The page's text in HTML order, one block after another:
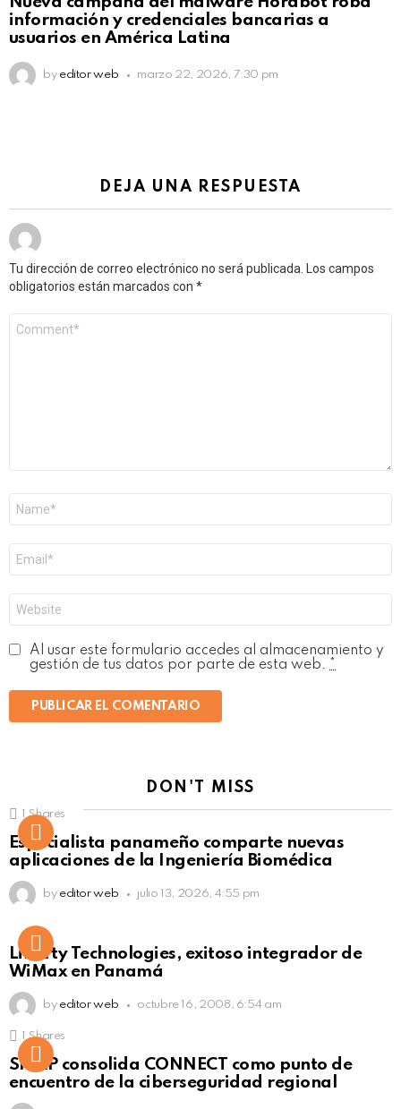
información y credenciales bancarias a
usuarios en América Latina
by editor web marzo 22, 2026, 7:30 pm
DEJA UNA RESPUESTA
Tu dirección de correo electrónico no será publicada.
Los campos
obligatorios están marcados con *
electrónico
*
Al usar este formulario accedes al almacenamiento y
gestión de tus datos por parte de esta web.
DON'T MISS
Click to view this post
Shares
Especialista panameño comparte nuevas
aplicaciones de la Ingeniería Biomédica
by editor web julio 13, 2026, 4:55 pm
Liberty Technologies, exitoso integrador de
WiMax en Panamá
by editor web octubre 16, 2008, 6:54 am
Click to view this post
Shares
SISAP consolida CONNECT como punto de
encuentro de la ciberseguridad regional